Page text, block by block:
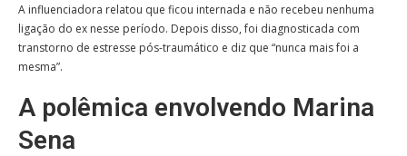
A influenciadora relatou que ficou internada e não recebeu nenhuma
ligação do ex nesse período. Depois disso, foi diagnosticada com
transtorno de estresse pós-traumático e diz que “nunca mais foi a
mesma”.
A polêmica envolvendo Marina
Sena